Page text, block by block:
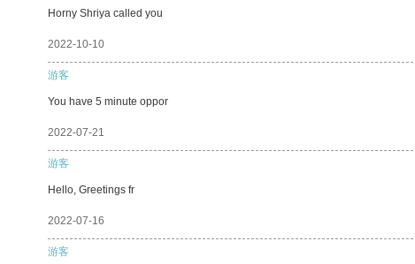
Horny Shriya called you
2022-10-10
游客
You have 5 minute oppor
2022-07-21
游客
Hello, Greetings fr
2022-07-16
游客